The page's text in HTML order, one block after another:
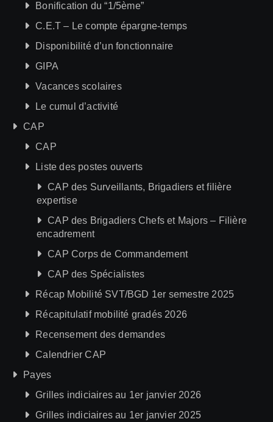
Bonification du “1/5ème”
C.E.T – Le compte épargne-temps
Disponibilité d’un fonctionnaire
GIPA
Vacances scolaires
Le cumul d’activité
CAP
CAP
Liste des postes ouverts
CAP des Surveillants, Brigadiers et filière
expertise
CAP des Brigadiers Chefs et Majors – Filière
encadrement
CAP Corps de Commandement
CAP des Spécialistes
Récap Mobilité SVT/BGD 1er semestre 2025
Récapitulatif mobilité gradés 2026
Recensement des demandes
Calendrier CAP
Payes
Grilles indiciaires au 1er janvier 2026
Grilles indiciaires au 1er janvier 2025